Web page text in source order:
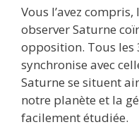
Vous l’avez
observer Saturne
opposition. Tous les
synchronise avec
Saturne se situent
notre planète et la
facilement étudiée.